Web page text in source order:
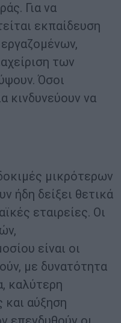
Για να
εκπαίδευση
των
Όσοι
κινδυνεύουν να
μικρότερων
ήδη δείξει θετικά
εταιρείες. Οι
είναι οι
με δυνατότητα
καλύτερη
και αύξηση